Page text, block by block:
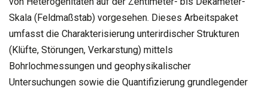
Skala (Feldmaßstab) vorgesehen. Dieses Arbeitspaket
umfasst die Charakterisierung unterirdischer Strukturen
(Klüfte, Störungen, Verkarstung) mittels
Bohrlochmessungen und geophysikalischer
Untersuchungen sowie die Quantifizierung grundlegender